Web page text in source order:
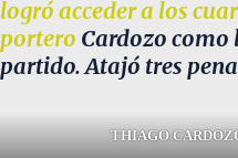
logró acceder a los
portero Cardozo como
partido. Atajó tres
THIAGO